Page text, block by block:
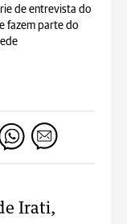
de entrevista do
fazem parte do
Irati,